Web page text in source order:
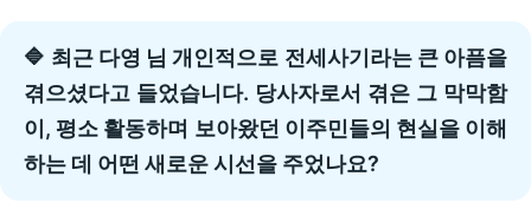
🔷 최근 다영 님 개인적으로 전세사기라는 큰 아픔을
겪으셨다고 들었습니다. 당사자로서 겪은 그 막막함
이, 평소 활동하며 보아왔던 이주민들의 현실을 이해
하는 데 어떤 새로운 시선을 주었나요?